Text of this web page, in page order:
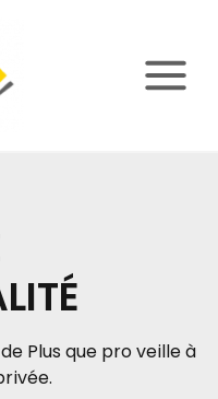
Plus que pro veille à